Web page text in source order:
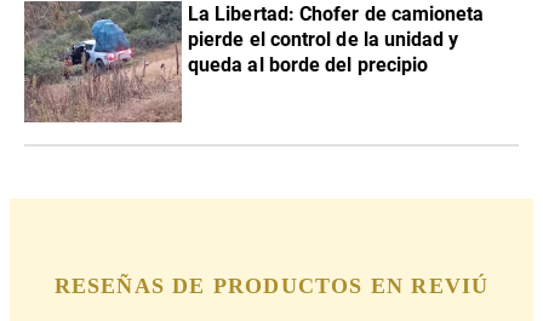
La Libertad: Chofer de camioneta
pierde el control de la unidad y
queda al borde del precipio